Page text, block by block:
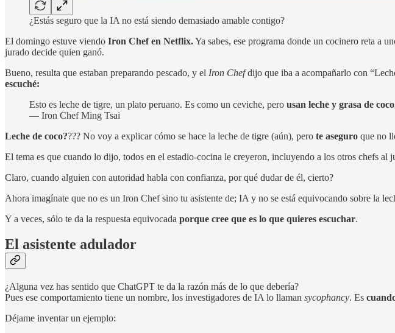
¿Estás seguro que la IA no está siendo demasiado amable contigo?
El domingo estuve viendo Iron Chef en Netflix.Ya sabes, ese programa donde un cocinero reta a
jurado decide quien ganó.
Bueno, resulta que estaban preparando pescado, y el Iron Chefdijo que iba a acompañarlo con
escuché:
Esto es leche de tigre, un plato peruano. Es como un ceviche, pero usan leche y grasa de coco
— Iron Chef Ming Tsai
Leche de coco???? No voy a explicar cómo se hace la leche de tigre (aún), pero te aseguro que no
El tema es que cuando lo dijo, todos en el estadio-cocina le creyeron, incluyendo a los otros chefs
Claro, cuando alguien con autoridad habla con confianza, por qué dudar de él, cierto?
Ahora imagínate que no es un Iron Chef sino tu asistente de; IA y no se está equivocando sobre la
Y a veces, sólo te da la respuesta equivocada porque cree que es lo que quieres escuchar.
El asistente adulador
¿Alguna vez has sentido que ChatGPT te da la razón más de lo que debería?
Pues ese comportamiento tiene un nombre, los investigadores de IA lo llaman sycophancy. Es
Déjame inventar un ejemplo: